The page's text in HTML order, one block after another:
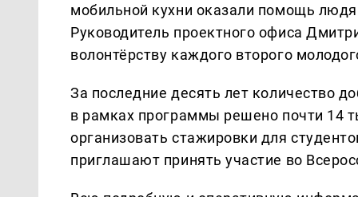
мобильной кухни оказали помощь
Руководитель проектного офиса
волонтёрству каждого второго
За последние десять лет количество
в рамках программы решено почти 14
организовать стажировки для
приглашают принять участие во